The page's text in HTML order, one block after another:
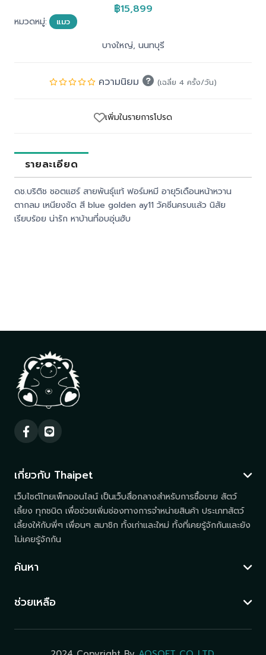
฿15,899
หมวดหมู่: แมว
บางใหญ่, นนทบุรี
ความนิยม (เฉลี่ย 4 ครั้ง/วัน)
เพิ่มในรายการโปรด
รายละเอียด
ดช.บริติช ชอตแฮร์ สายพันธุ์แท้ ฟอร์มหมี อายุ5เดือนหน้าหวาน
ตากลม เหนียงชัด สี blue golden ay11 วัคซีนครบแล้ว นิสัย
เรียบร้อย น่ารัก หาบ้านที่อบอุ่นฮับ
เกี่ยวกับ Thaipet
เว็บไซต์ไทยเพ็ทออนไลน์ เป็นเว็บสื่อกลางสำหรับการซื้อขาย สัตว์
เลี้ยง ทุกชนิด เพื่อช่วยเพิ่มช่องทางการจำหน่ายสินค้า ประเภทสัตว์
เลี้ยงให้กับพี่ๆ เพื่อนๆ สมาชิก ทั้งเก่าและใหม่ ทั้งที่เคยรู้จักกันและยัง
ไม่เคยรู้จักกัน
ค้นหา
ช่วยเหลือ